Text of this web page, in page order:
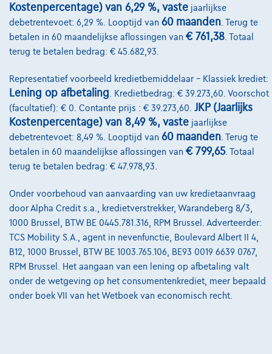
Kostenpercentage) van 6,29 %, vaste jaarlijkse
debetrentevoet: 6,29 %. Looptijd van 60 maanden. Terug te
betalen in 60 maandelijkse aflossingen van € 761,38. Totaal
terug te betalen bedrag: € 45.682,93.
Representatief voorbeeld kredietbemiddelaar – Klassiek krediet:
Lening op afbetaling . Kredietbedrag: € 39.273,60. Voorschot
(facultatief): € 0. Contante prijs : € 39.273,60. JKP (Jaarlijks
Kostenpercentage) van 8,49 %, vaste jaarlijkse
debetrentevoet: 8,49 %. Looptijd van 60 maanden . Terug te
betalen in 60 maandelijkse aflossingen van € 799,65. Totaal
terug te betalen bedrag: € 47.978,93.
Onder voorbehoud van aanvaarding van uw kredietaanvraag
door Alpha Credit s.a., kredietverstrekker, Warandeberg 8/3,
1000 Brussel, BTW BE 0445.781.316, RPM Brussel. Adverteerder:
TCS Mobility S.A., agent in nevenfunctie, Boulevard Albert II 4,
B12, 1000 Brussel, BTW BE 1003.765.106, BE93 0019 6639 0767,
RPM Brussel. Het aangaan van een lening op afbetaling valt
onder de wetgeving op het consumentenkrediet, meer bepaald
onder boek VII van het Wetboek van economisch recht.
Word klant
Wie zijn we
Kwaliteitscharter
Onze dealers
Onze partners
Onze team
Contact
@2024 TCS Mobility SA/NV Copyright
Algemene Voorwaarden
Bijstandsvoorwaarden
Privacyverklaring
Cookiebeleid